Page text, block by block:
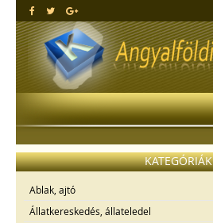
KATEGÓRIÁK
Ablak, ajtó
Állatkereskedés, állateledel